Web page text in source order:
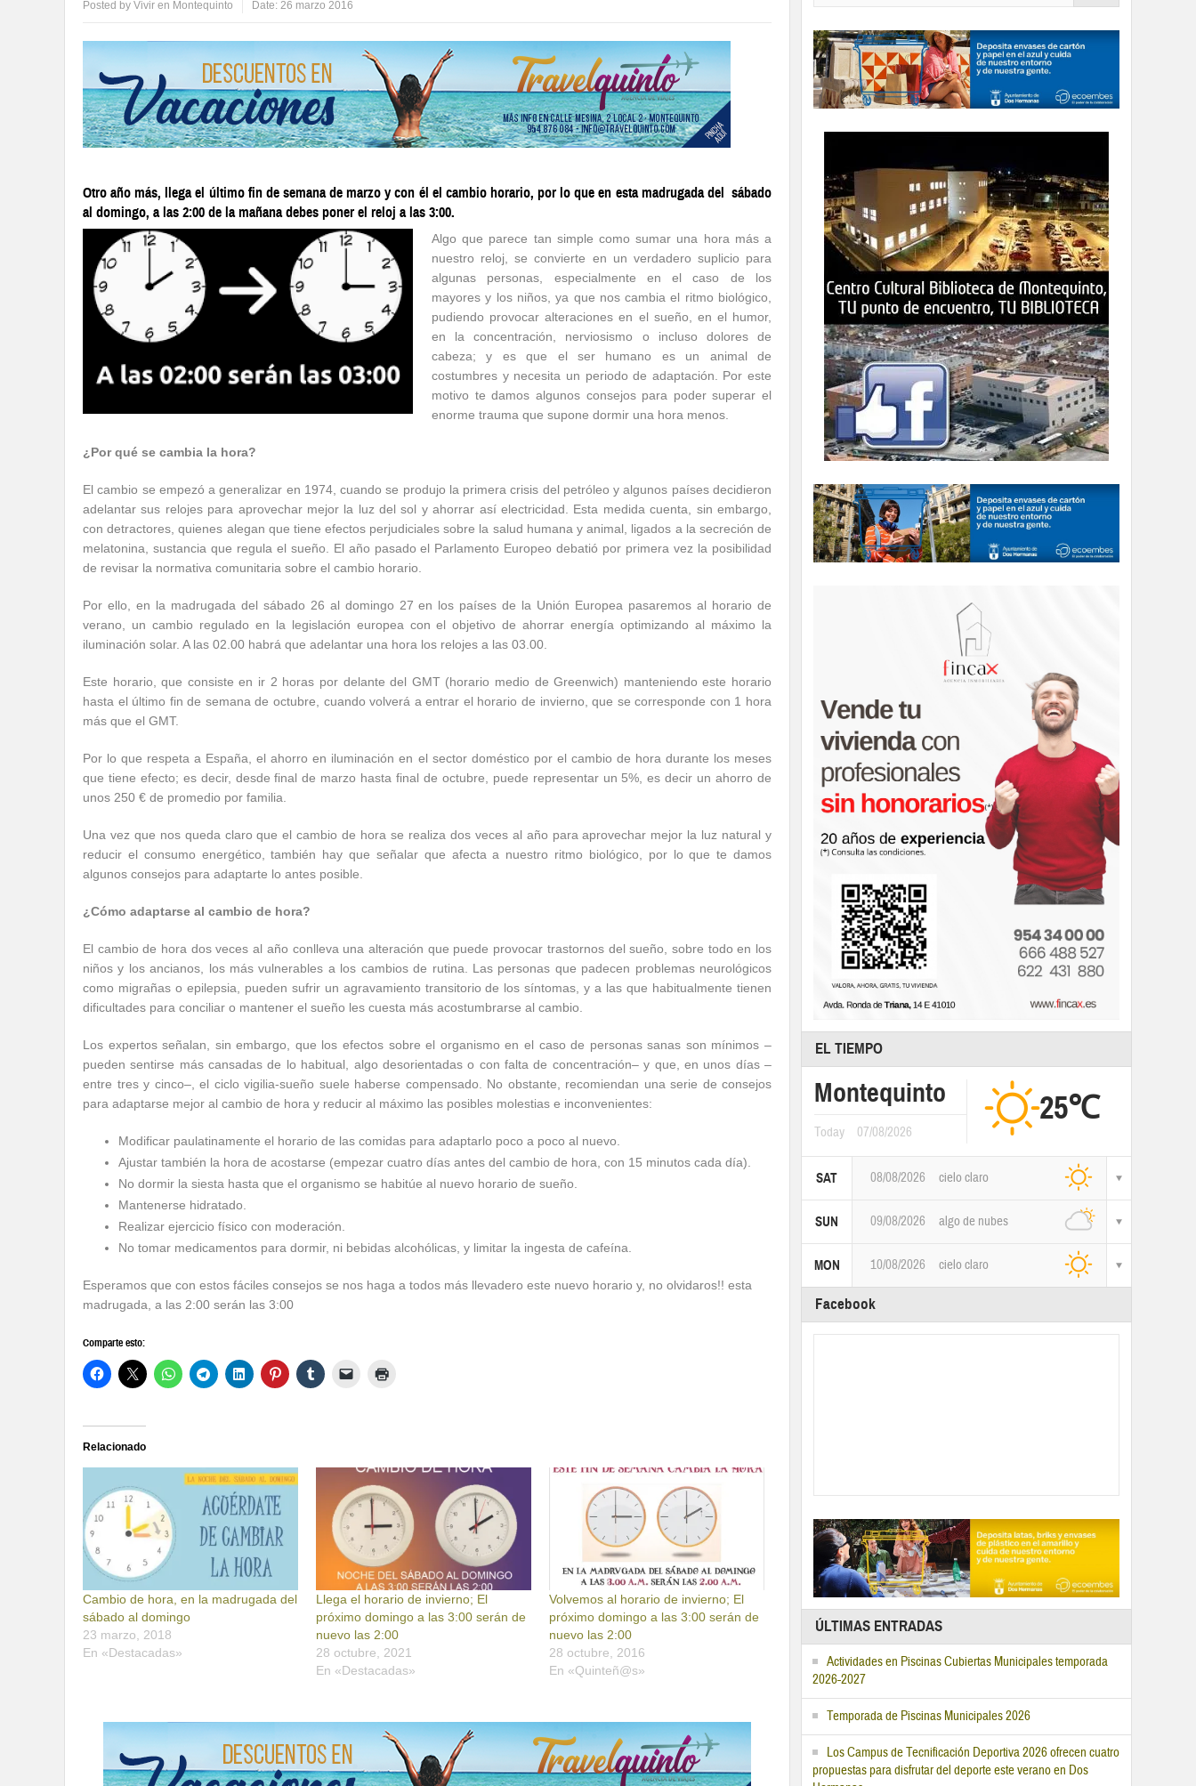
Posted by Vivir en Montequinto Date: 26 marzo 2016
Otro año más, llega el último fin de semana de marzo y con él el cambio horario, por lo que en esta madrugada del sábado
al domingo, a las 2:00 de la mañana debes poner el reloj a las 3:00.
Algo que parece tan simple como sumar una hora más a
nuestro reloj, se convierte en un verdadero suplicio para
algunas personas, especialmente en el caso de los
mayores y los niños, ya que nos cambia el ritmo biológico,
pudiendo provocar alteraciones en el sueño, en el humor,
en la concentración, nerviosismo o incluso dolores de
cabeza; y es que el ser humano es un animal de
costumbres y necesita un periodo de adaptación. Por este
motivo te damos algunos consejos para poder superar el
enorme trauma que supone dormir una hora menos.
¿Por qué se cambia la hora?
El cambio se empezó a generalizar en 1974, cuando se produjo la primera crisis del petróleo y algunos países decidieron
adelantar sus relojes para aprovechar mejor la luz del sol y ahorrar así electricidad. Esta medida cuenta, sin embargo,
con detractores, quienes alegan que tiene efectos perjudiciales sobre la salud humana y animal, ligados a la secreción de
melatonina, sustancia que regula el sueño. El año pasado el Parlamento Europeo debatió por primera vez la posibilidad
de revisar la normativa comunitaria sobre el cambio horario.
Por ello, en la madrugada del sábado 26 al domingo 27 en los países de la Unión Europea pasaremos al horario de
verano, un cambio regulado en la legislación europea con el objetivo de ahorrar energía optimizando al máximo la
iluminación solar. A las 02.00 habrá que adelantar una hora los relojes a las 03.00.
Este horario, que consiste en ir 2 horas por delante del GMT (horario medio de Greenwich) manteniendo este horario
hasta el último fin de semana de octubre, cuando volverá a entrar el horario de invierno, que se corresponde con 1 hora
más que el GMT.
Por lo que respeta a España, el ahorro en iluminación en el sector doméstico por el cambio de hora durante los meses
que tiene efecto; es decir, desde final de marzo hasta final de octubre, puede representar un 5%, es decir un ahorro de
unos 250 € de promedio por familia.
Una vez que nos queda claro que el cambio de hora se realiza dos veces al año para aprovechar mejor la luz natural y
reducir el consumo energético, también hay que señalar que afecta a nuestro ritmo biológico, por lo que te damos
algunos consejos para adaptarte lo antes posible.
¿Cómo adaptarse al cambio de hora?
El cambio de hora dos veces al año conlleva una alteración que puede provocar trastornos del sueño, sobre todo en los
niños y los ancianos, los más vulnerables a los cambios de rutina. Las personas que padecen problemas neurológicos
como migrañas o epilepsia, pueden sufrir un agravamiento transitorio de los síntomas, y a las que habitualmente tienen
dificultades para conciliar o mantener el sueño les cuesta más acostumbrarse al cambio.
Los expertos señalan, sin embargo, que los efectos sobre el organismo en el caso de personas sanas son mínimos –
pueden sentirse más cansadas de lo habitual, algo desorientadas o con falta de concentración– y que, en unos días –
entre tres y cinco–, el ciclo vigilia-sueño suele haberse compensado. No obstante, recomiendan una serie de consejos
para adaptarse mejor al cambio de hora y reducir al máximo las posibles molestias e inconvenientes:
Modificar paulatinamente el horario de las comidas para adaptarlo poco a poco al nuevo.
Ajustar también la hora de acostarse (empezar cuatro días antes del cambio de hora, con 15 minutos cada día).
No dormir la siesta hasta que el organismo se habitúe al nuevo horario de sueño.
Mantenerse hidratado.
Realizar ejercicio físico con moderación.
No tomar medicamentos para dormir, ni bebidas alcohólicas, y limitar la ingesta de cafeína.
Esperamos que con estos fáciles consejos se nos haga a todos más llevadero este nuevo horario y, no olvidaros!! esta
madrugada, a las 2:00 serán las 3:00
Comparte esto:
Relacionado
Cambio de hora, en la madrugada del
sábado al domingo
23 marzo, 2018
En «Destacadas»
Llega el horario de invierno; El
próximo domingo a las 3:00 serán de
nuevo las 2:00
28 octubre, 2021
En «Destacadas»
Volvemos al horario de invierno; El
próximo domingo a las 3:00 serán de
nuevo las 2:00
28 octubre, 2016
En «Quinteñ@s»
EL TIEMPO
Montequinto
Today 07/08/2026
25℃
SAT 08/08/2026 cielo claro
SUN 09/08/2026 algo de nubes
MON 10/08/2026 cielo claro
Facebook
ÚLTIMAS ENTRADAS
Actividades en Piscinas Cubiertas Municipales temporada
2026-2027
Temporada de Piscinas Municipales 2026
Los Campus de Tecnificación Deportiva 2026 ofrecen cuatro
propuestas para disfrutar del deporte este verano en Dos